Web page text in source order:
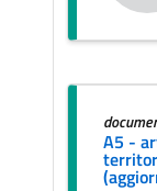
A5 -